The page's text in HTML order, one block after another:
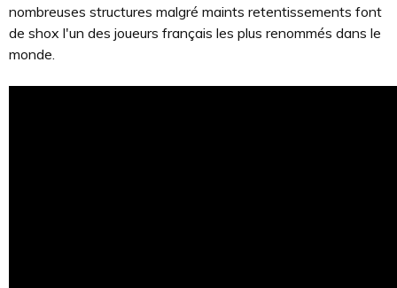
nombreuses structures malgré maints retentissements font
de shox l'un des joueurs français les plus renommés dans le
monde.